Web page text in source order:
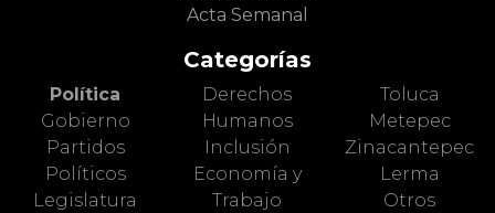
Acta Semanal
Categorías
Política
Gobierno
Partidos
Políticos
Legislatura
Derechos
Humanos
Inclusión
Economía y
Trabajo
Toluca
Metepec
Zinacantepec
Lerma
Otros